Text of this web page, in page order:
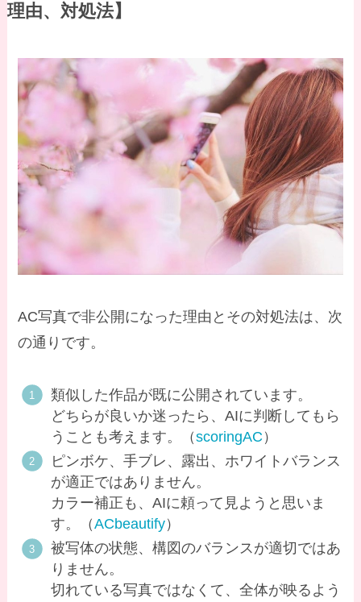
理由、対処法】
AC写真で非公開になった理由とその対処法は、次
の通りです。
類似した作品が既に公開されています。
どちらが良いか迷ったら、AIに判断してもら
うことも考えます。（scoringAC ）
ピンボケ、手ブレ、露出、ホワイトバランス
が適正ではありません。
カラー補正も、AIに頼って見ようと思いま
す。（ACbeautify）
被写体の状態、構図のバランスが適切ではあ
りません。
切れている写真ではなくて、全体が映るよう